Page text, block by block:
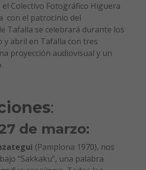
Colectivo Fotográfico Higuera
con el patrocinio del
Tafalla se celebrará durante los
y abril en Tafalla con tres
proyección audiovisual y un
:
de marzo:
(Pamplona 1970), nos
“Sakkaku”, una palabra